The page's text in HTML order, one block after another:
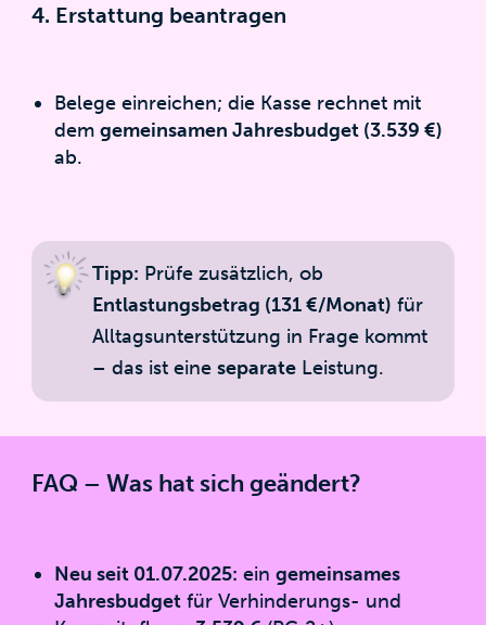
4. Erstattung beantragen
Belege einreichen; die Kasse rechnet mit
dem gemeinsamen Jahresbudget (3.539 €)
ab.
Tipp: Prüfe zusätzlich, ob
Entlastungsbetrag (131 €/Monat) für
Alltagsunterstützung in Frage kommt
– das ist eineseparate Leistung.
FAQ – Was hat sich geändert?
Neu seit 01.07.2025: ein gemeinsames
Jahresbudgetfür Verhinderungs- und